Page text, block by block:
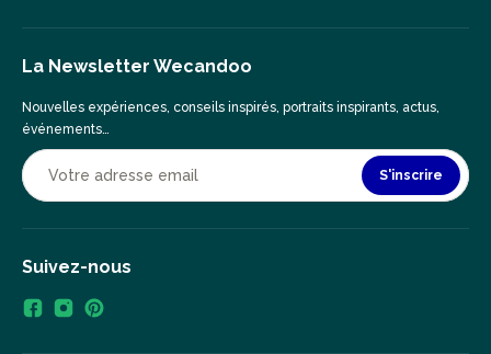
La Newsletter Wecandoo
Nouvelles expériences, conseils inspirés, portraits inspirants, actus,
événements…
S'inscrire
Suivez-nous